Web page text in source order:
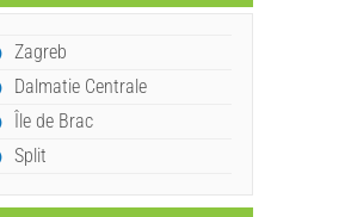
Zagreb
Dalmatie Centrale
Île de Brac
Split